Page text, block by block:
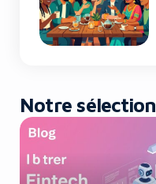
Notre sélection